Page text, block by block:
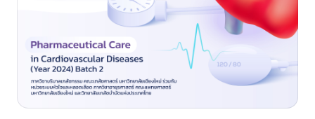
วันที่ 15 มกราคม 2567ค่าลงทะเบียน อัตรา 25,500 บาท*** ในกรณีที่
มีผู้สมัครเกินกว่าจำนวนที่รองรับได้ ทางผู้จัดงานขอสงวนสิทธิ์การ
เข้าอบรมให้แก่ผู้ที่ชำระค่าลงทะเบียนก่อน ***ขั้นตอนการสมัคร1.
กรอกแบบฟอร์มการสมัครที่ https://cmu.to/3Rfwu2. เมื่อท่านกรอกใบ
สมัครและกดส่งใบสมัครแล้ว คณะฯ จะพิจารณาใบสมัครของท่าน3.
เมื่อคณะฯ พิจารณาใบสมัครแล้วเสร็จ จะแจ้งผลการสมัครให้ท่านท
ราบ และจะจัดส่งหนังสือตอบรับการสมัครเข้าร่วมอบรมไปยังหน่วย